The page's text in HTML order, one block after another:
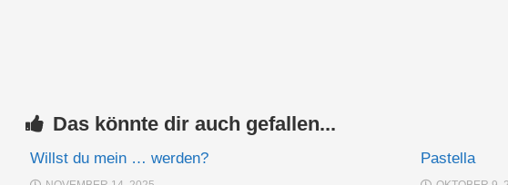
Das könnte dir auch gefallen...
Willst du mein … werden? Pastella